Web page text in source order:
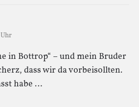
in Bottrop“ – und mein Bruder
dass wir da vorbeisollten.
habe …